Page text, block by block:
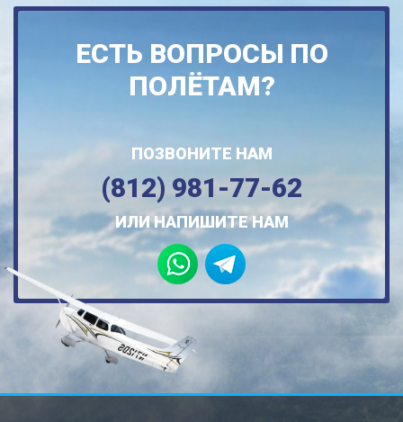
ЕСТЬ ВОПРОСЫ ПО
ПОЛЁТАМ?
ПОЗВОНИТЕ НАМ
(812) 981-77-62
ИЛИ НАПИШИТЕ НАМ